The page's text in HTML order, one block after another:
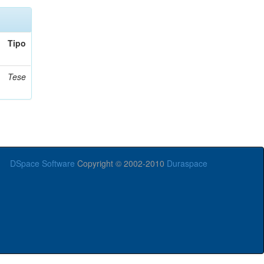
Tipo
Tese
DSpace Software Copyright © 2002-2010 Duraspace